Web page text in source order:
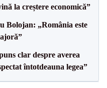
la creștere economică”
Bolojan: „România este
clar despre averea
întotdeauna legea”